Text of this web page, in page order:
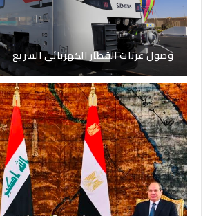
وصول عربات القطار الكهربائى السريع